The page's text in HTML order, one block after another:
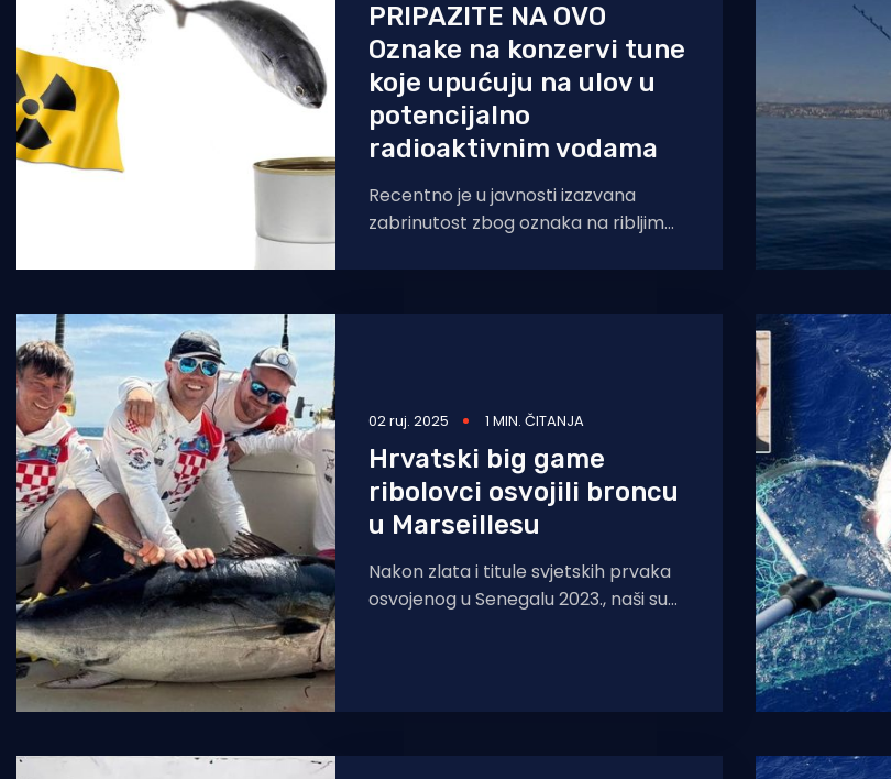
PRIPAZITE NA OVO
Oznake na konzervi tune
koje upućuju na ulov u
potencijalno
radioaktivnim vodama
Recentno je u javnosti izazvana
zabrinutost zbog oznaka na ribljim
riba ulovljena u
02 ruj. 2025 1 MIN. ČITANJA
Hrvatski big game
ribolovci osvojili broncu
u Marseillesu
Nakon zlata i titule svjetskih prvaka
osvojenog u Senegalu 2023., naši su